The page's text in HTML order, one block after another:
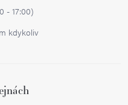
- 17:00)
kdykoliv